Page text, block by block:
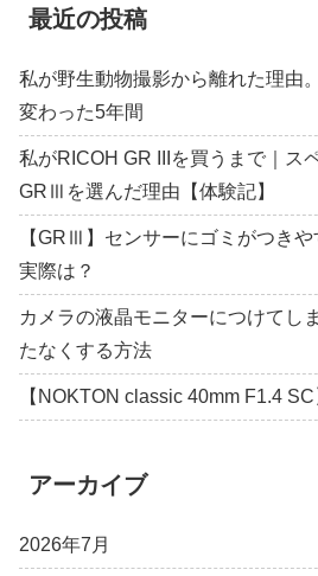
最近の投稿
私が野生動物撮影から離れた理由
変わった5年間
私がRICOH GR IIIを買うまで｜ス
GRⅢを選んだ理由【体験記】
【GRⅢ】センサーにゴミがつき
実際は？
カメラの液晶モニターにつけてし
たなくする方法
【NOKTON classic 40mm F1.4
アーカイブ
2026年7月